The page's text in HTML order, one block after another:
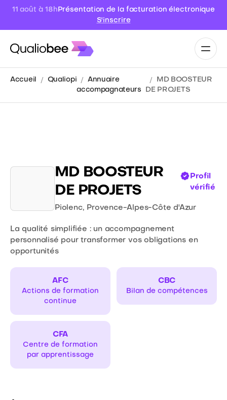
11 août à 18h Présentation de la facturation électronique
S'inscrire
Accueil Qualiopi
Annuaire
accompagnateurs
MD BOOSTEUR
DE PROJETS
MD BOOSTEUR
DE PROJETS
Profil
vérifié
Piolenc, Provence-Alpes-Côte d'Azur
La qualité simplifiée : un accompagnement
personnalisé pour transformer vos obligations en
opportunités
AFC
Actions de formation
continue
CBC
Bilan de compétences
CFA
Centre de formation
par apprentissage